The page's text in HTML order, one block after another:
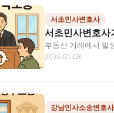
서초민사변호사
서초민사변호사
부동산 거래에서 발
근과 풍부한 소송 경
2026.01.08
강남민사소송변호사